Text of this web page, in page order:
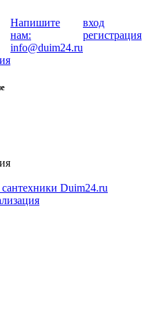
Напишите
нам:
info@duim24.ru
вход
регистрация